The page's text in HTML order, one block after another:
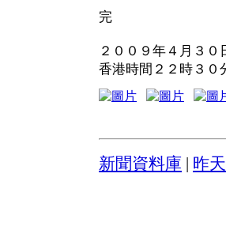
完
２００９年４月３０
香港時間２２時３０
新聞資料庫 昨